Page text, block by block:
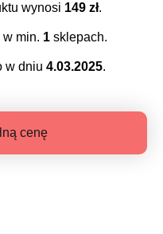
wynosi 149 zł.
w min. 1 sklepach.
w dniu 4.03.2025.
cenę